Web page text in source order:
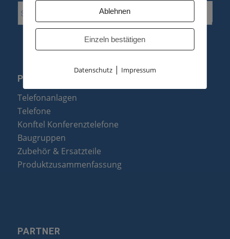
PRODUKTE
Telefonanlagen
Telefone
Konftel Konferenztelefone
Baugruppen
Zubehör & Ersatzteile
Produktzusammenfassung
PARTNER
Ablehnen
Einzeln bestätigen
Datenschutz| Impressum